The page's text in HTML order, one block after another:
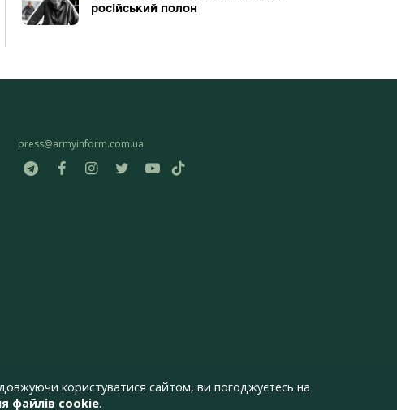
російський полон
press@armyinform.com.ua
користуватися сайтом, ви погоджуєтесь на
файлів cookie.